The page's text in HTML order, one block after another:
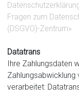
Fragen zum
(DSGVO)-Zentrum»
Datatrans
Ihre Zahlungsdaten
verarbeitet: